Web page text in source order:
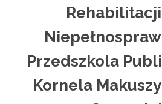
Przedszkola
Kornela